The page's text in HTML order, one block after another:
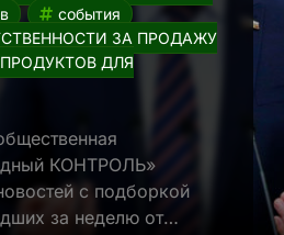
события
ЗА ПРОДАЖУ
ДЛЯ
КОНТРОЛЬ»
с подборкой
за неделю от…